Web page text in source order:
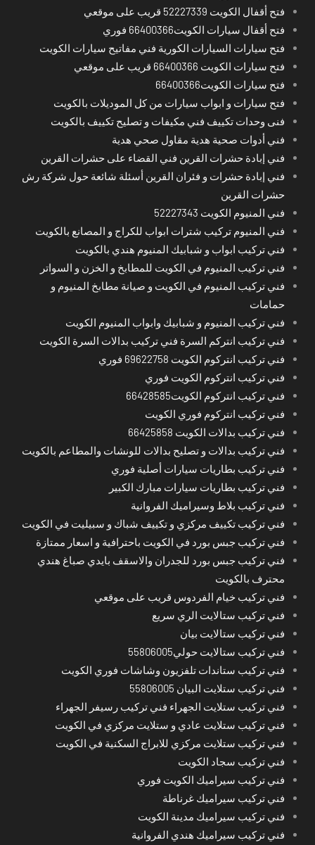
فتح أقفال الكويت 52227339 قريب على موقعي
فتح أقفال سيارات الكويت66400366 فوري
فتح سيارات السيارات الكورية فني مفاتيح سيارات الكويت
فتح سيارات الكويت 66400366 قريب على موقعي
فتح سيارات الكويت66400366
فتح سيارات و ابواب سيارات من كل الموديلات بالكويت
فنى وحدات تكييف فني مكيفات و تصليح تكييف بالكويت
فني أدوات صحية هدية مقاول صحي هدية
فني إبادة حشرات القرين فني القضاء على حشرات القرين
فني إبادة حشرات و فئران القرين أسئلة شائعة حول شركة رش
حشرات القرين
فني المنيوم الكويت 52227343
فني المنيوم تركيب شترات ابواب للكراج و المصانع بالكويت
فني تركيب ابواب و شبابيك المنيوم هندي بالكويت
فني تركيب المنيوم في الكويت للمطابخ و الخزن و السواتر
فني تركيب المنيوم في الكويت و صيانة مطابخ المنيوم و
حمامات
فني تركيب المنيوم و شبابيك وابواب المنيوم الكويت
فني تركيب انتركم السرة فني تركيب بدالات السرة الكويت
فني تركيب انتركوم الكويت 69622758 فوري
فني تركيب انتركوم الكويت فوري
فني تركيب انتركوم الكويت66428585
فني تركيب انتركوم فوري الكويت
فني تركيب بدالات الكويت 66425858
فني تركيب بدالات و تصليح بدالات للونشات والمطاعم بالكويت
فني تركيب بطاريات سيارات أصلية فوري
فني تركيب بطاريات سيارات مبارك الكبير
فني تركيب بلاط وسيراميك الفروانية
فني تركيب تكييف مركزي و تكييف شباك و سبيليت في الكويت
فني تركيب جبس بورد في الكويت باحترافية و اسعار ممتازة
فني تركيب جبس بورد للجدران والاسقف بايدي صباغ هندي
محترف بالكويت
فني تركيب خيام الفردوس قريب على موقعي
فني تركيب ستالايت الري سريع
فني تركيب ستالايت بيان
فني تركيب ستالايت حولي55806005
فني تركيب ستاندات تلفزيون وشاشات فوري الكويت
فني تركيب ستلايت البيان 55806005
فني تركيب ستلايت الجهراء فني تركيب رسيفر الجهراء
فني تركيب ستلايت عادي و ستلايت مركزي في الكويت
فني تركيب ستلايت مركزي للابراج السكنية في الكويت
فني تركيب سجاد الكويت
فني تركيب سيراميك الكويت فوري
فني تركيب سيراميك غرناطة
فني تركيب سيراميك مدينة الكويت
فني تركيب سيراميك هندي الفروانية